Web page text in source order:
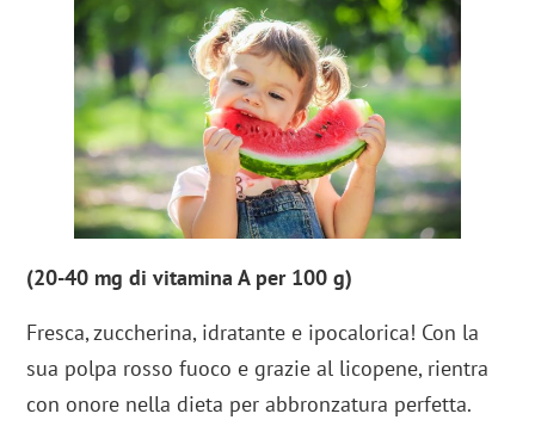
(20-40 mg di vitamina A per 100 g)
Fresca, zuccherina, idratante e ipocalorica! Con la
sua polpa rosso fuoco e grazie al licopene, rientra
con onore nella dieta per abbronzatura perfetta.